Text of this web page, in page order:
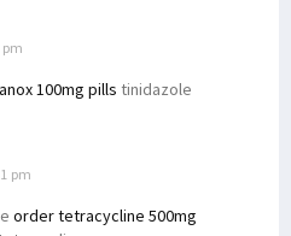
100mg pills tinidazole
pm
order tetracycline 500mg